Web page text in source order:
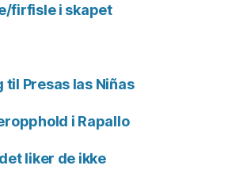
firfisle i skapet
til Presas las Niñas
i Rapallo
liker de ikke